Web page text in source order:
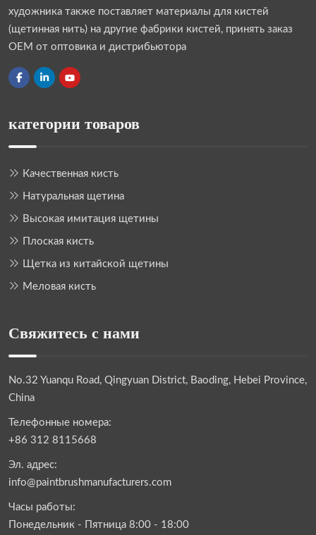
художника также поставляет материалы для кистей
(щетинная нить) на другие фабрики кистей, принять заказ
OEM от оптовика и дистрибьютора
категории товаров
Качественная кисть
Натуральная щетина
Высокая имитация щетины
Плоская кисть
Щетка из китайской щетины
Меловая кисть
Свяжитесь с нами
No.32 Yuanqu Road, Qingyuan District, Baoding, Hebei Province,
China
Телефонные номера:
+86 312 8115668
Эл. адрес:
info@paintbrushmanufacturers.com
Часы работы:
Понедельник - Пятница 8:00 - 18:00